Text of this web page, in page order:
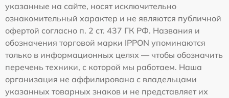
указанные на сайте, носят исключительно
ознакомительный характер и не являются публичной
офертой согласно п. 2 ст. 437 ГК РФ. Названия и
обозначения торговой марки IPPON упоминаются
только в информационных целях — чтобы обозначить
перечень техники, с которой мы работаем. Наша
организация не аффилирована с владельцами
указанных товарных знаков и не представляет их